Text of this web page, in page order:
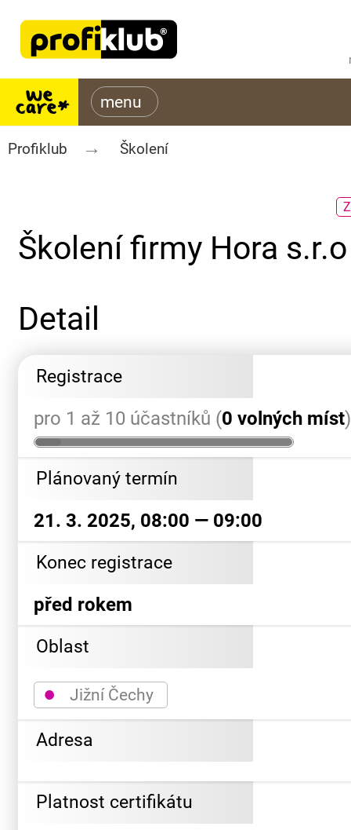
Profiklub Školení
Školení firmy Hora s.r.o
Detail
Registrace
pro 1 až 10 účastníků (0 volných míst)
Plánovaný termín
21. 3. 2025, 08:00 — 09:00
Konec registrace
před rokem
Oblast
● Jižní Čechy
Adresa
Platnost certifikátu